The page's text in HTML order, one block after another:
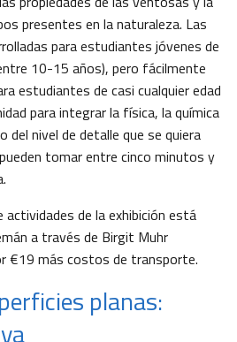
presentes en la naturaleza. Las
para estudiantes jóvenes de
10-15 años), pero fácilmente
estudiantes de casi cualquier edad
para integrar la física, la química
del nivel de detalle que se quiera
tomar entre cinco minutos y
actividades de la exhibición está
a través de Birgit Muhr
€19 más costos de transporte.
planas: